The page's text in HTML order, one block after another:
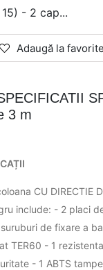
- 2 cap...
Adaugă la favorite
3 m
CU DIRECTIE
include: - 2 placi
de fixare a
TER60 - 1
- 1 ABTS